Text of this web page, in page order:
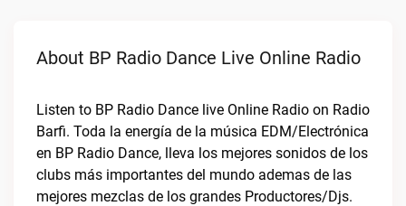
About BP Radio Dance Live Online Radio
Listen to BP Radio Dance live Online Radio on Radio
Barfi. Toda la energía de la música EDM/Electrónica
en BP Radio Dance, lleva los mejores sonidos de los
clubs más importantes del mundo ademas de las
mejores mezclas de los grandes Productores/Djs.